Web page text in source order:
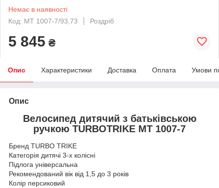
Немає в наявності
Код: MT 1007-7/93,73
Роздріб
5 845 ₴
Опис Характеристики Доставка Оплата Умови
Опис
Велосипед дитячий з батьківською
ручкою TURBOTRIKE MT 1007-7
Бренд TURBO TRIKE
Категорія дитячі 3-х колісні
Підлога універсальна
Рекомендований вік від 1,5 до 3 років
Колір персиковий